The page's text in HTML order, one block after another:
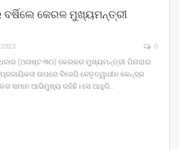
କେରଳ ମୁଖ୍ୟମନ୍ତ୍ରୀ
0
(ଅଗଷ୍ଟ ୩୦) କେରଳର ମୁଖ୍ୟମନ୍ତ୍ରୀ ପିନାରାଇ
ଉପରେ ବିଜେପି ନେତୃତ୍ୱାଧୀନ କେନ୍ଦ୍ର
ସମାନ ଆଭିମୁଖ୍ୟ ରହିଛି। ସେ ଆହୁରି…